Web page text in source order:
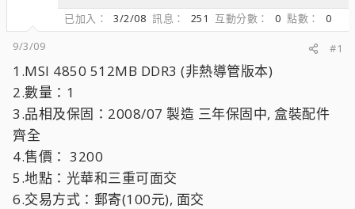
已加入
3/2/08 訊息 251 互動分數 0 點數
0
9/3/09
#1
1.MSI 4850 512MB DDR3 (非熱導管版本)
2.數量：1
3.品相及保固：2008/07 製造 三年保固中, 盒裝配件
齊全
4.售價： 3200
5.地點：光華和三重可面交
6.交易方式：郵寄(100元), 面交